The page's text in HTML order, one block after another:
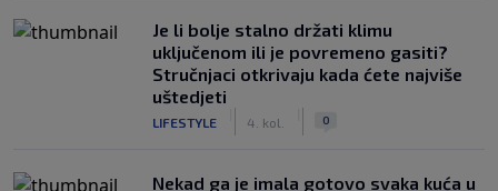
Je li bolje stalno držati klimu
uključenom ili je povremeno gasiti?
Stručnjaci otkrivaju kada ćete najviše
uštedjeti
LIFESTYLE 4. kol. 0
Nekad ga je imala gotovo svaka kuća u